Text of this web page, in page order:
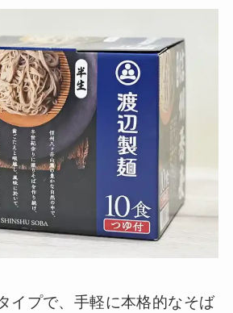
イプで、手軽に本格的なそば